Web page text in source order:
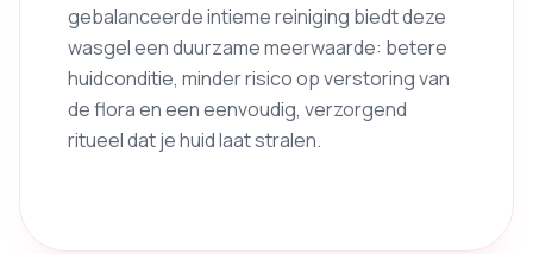
gebalanceerde intieme reiniging biedt deze
wasgel een duurzame meerwaarde: betere
huidconditie, minder risico op verstoring van
de flora en een eenvoudig, verzorgend
ritueel dat je huid laat stralen.